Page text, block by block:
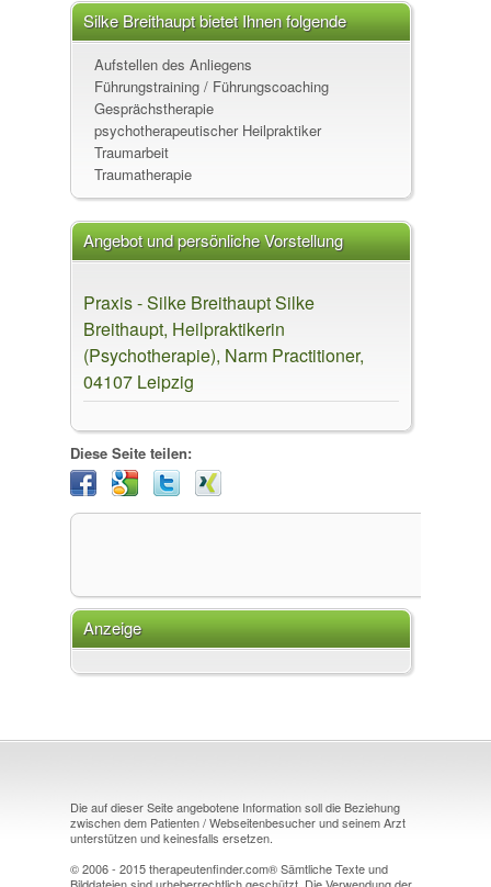
Silke Breithaupt bietet Ihnen folgende
Leistungen an
Aufstellen des Anliegens
Führungstraining / Führungscoaching
Gesprächstherapie
psychotherapeutischer Heilpraktiker
Traumarbeit
Traumatherapie
Angebot und persönliche Vorstellung
Praxis - Silke Breithaupt Silke
Breithaupt, Heilpraktikerin
(Psychotherapie), Narm Practitioner,
04107 Leipzig
Diese Seite teilen:
Anzeige
Die auf dieser Seite angebotene Information soll die Beziehung
zwischen dem Patienten / Webseitenbesucher und seinem Arzt
unterstützen und keinesfalls ersetzen.
© 2006 - 2015 therapeutenfinder.com® Sämtliche Texte und